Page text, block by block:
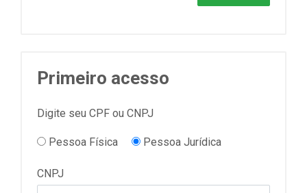
Primeiro acesso
Digite seu CPF ou CNPJ
Pessoa Física Pessoa Jurídica
CNPJ